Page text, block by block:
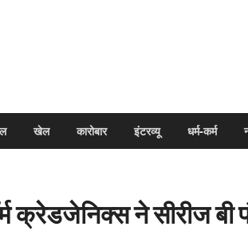
खेल कारोबार इंटरव्यू धर्म-कर्म
ने सीरीज बी